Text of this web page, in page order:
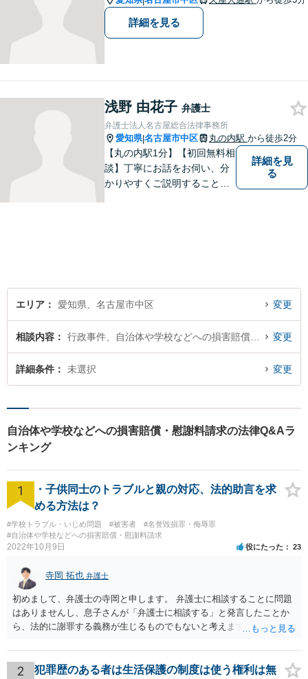
詳細を見る
浅野 由花子 弁護士
弁護士法人名古屋総合法律事務所
愛知県|名古屋市中区 丸の内駅 から徒歩2分
【丸の内駅1分】【初回無料相
談】丁寧にお話をお伺い、分
かりやすくご説明することを
詳細を見
る
エリア 愛知県、名古屋市中区 変更
相談内容 変更
詳細条件 未選択 変更
自治体や学校などへの損害賠償・慰謝料請求の法律Q&Aラ
ンキング
1
・子供同士のトラブルと親の対応、法的助言を求
める方法は？
#学校トラブル・いじめ問題 #被害者
#名誉毀損罪・侮辱罪
#自治体や学校などへの損害賠償・慰謝料請求
2022年10月9日 役にたった 23
寺岡 拓也 弁護士
初めまして、弁護士の寺岡と申します。 弁護士に相談することに問題
はありませんし、息子さんが「弁護士に相談する」と発言したことか
ら、法的に謝罪する義務が生じるものでもないと考えます。 経緯から
す。 子どもの専門相談窓口もありますし、一度相談だけでもしてはい
かがでしょうか。
2
犯罪歴のある者は生活保護の制度は使う権利は無